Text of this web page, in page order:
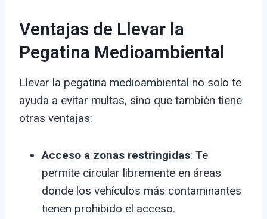
Ventajas de Llevar la
Pegatina Medioambiental
Llevar la pegatina medioambiental no solo te
ayuda a evitar multas, sino que también tiene
otras ventajas:
Acceso a zonas restringidas: Te
permite circular libremente en áreas
donde los vehículos más contaminantes
tienen prohibido el acceso.